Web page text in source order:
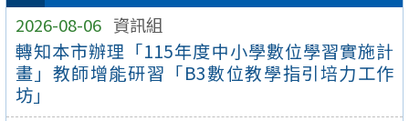
2026-08-06 資訊組
轉知本市辦理「115年度中小學數位學習實施計
畫」教師增能研習「B3數位教學指引培力工作
坊」